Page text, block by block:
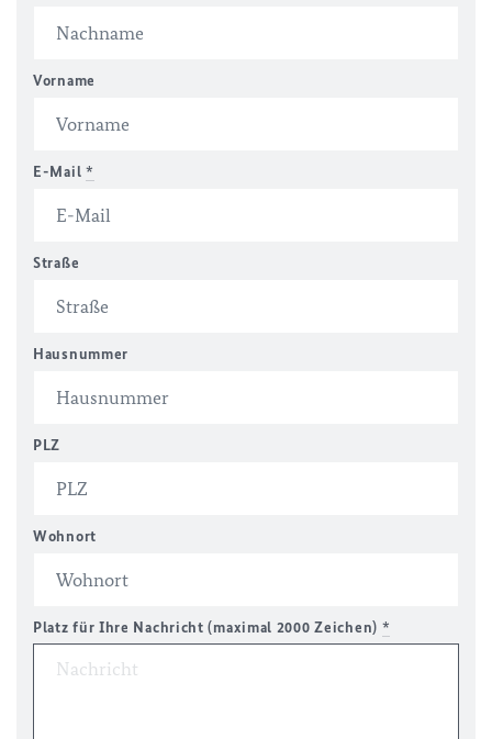
Vorname
E-Mail *
Straße
Hausnummer
PLZ
Wohnort
Platz für Ihre Nachricht (maximal 2000 Zeichen) *